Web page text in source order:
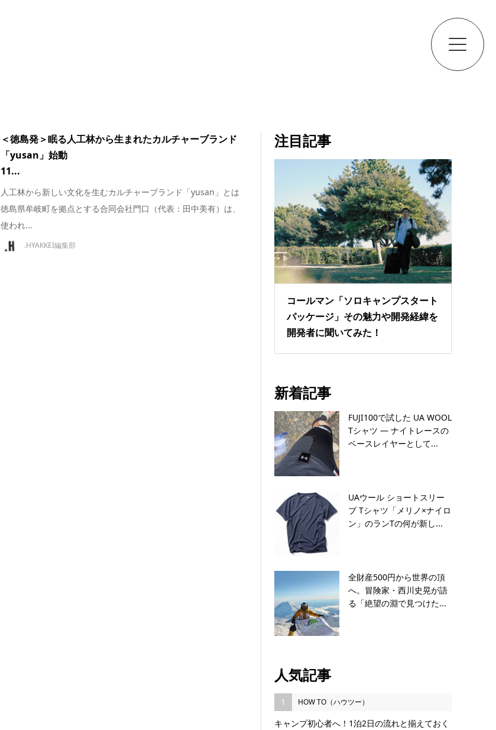
＜徳島発＞眠る人工林から生まれたカルチャーブランド
「yusan」始動
11...
人工林から新しい文化を生むカルチャーブランド「yusan」とは
徳島県牟岐町を拠点とする合同会社門口（代表：田中美有）は、
使われ...
.HYAKKEI編集部
注目記事
コールマン「ソロキャンプスタート
パッケージ」その魅力や開発経緯を
開発者に聞いてみた！
新着記事
FUJI100で試した UA WOOL
Tシャツ — ナイトレースの
ベースレイヤーとして...
UAウール ショートスリー
ブ Tシャツ「メリノ×ナイロ
ン」のランTの何が新し...
全財産500円から世界の頂
へ。冒険家・西川史晃が語
る「絶望の淵で見つけた...
人気記事
1 HOW TO（ハウツー）
キャンプ初心者へ！1泊2日の流れと揃えておく